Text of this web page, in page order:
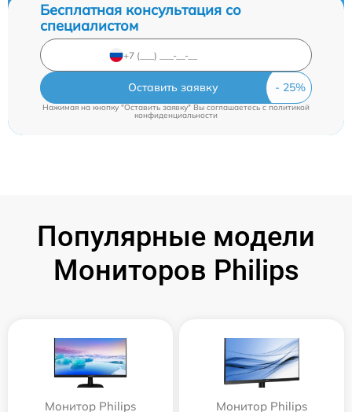
Бесплатная консультация со
специалистом
Оставить заявку
Нажимая на кнопку "Оставить заявку" Вы соглашаетесь c политикой
конфиденциальности
Популярные модели
Мониторов Philips
Монитор Philips
Монитор Philips